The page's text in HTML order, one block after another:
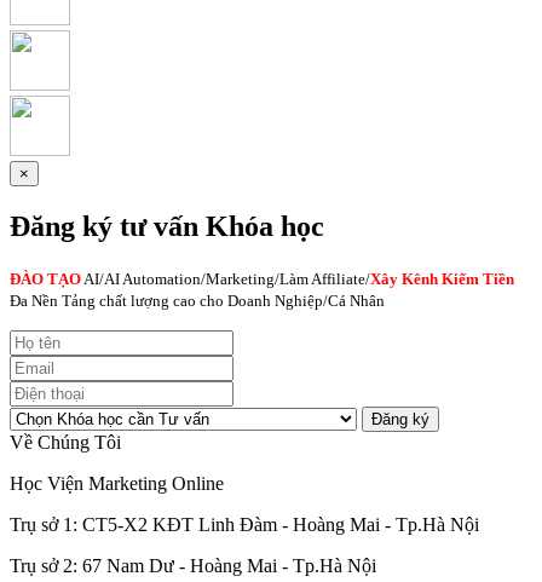
×
Đăng ký tư vấn Khóa học
ĐÀO TẠO AI/AI Automation/Marketing/Làm Affiliate/Xây Kênh Kiếm Tiền
Đa Nền Tảng chất lượng cao cho Doanh Nghiệp/Cá Nhân
Đăng ký
Về Chúng Tôi
Học Viện Marketing Online
Trụ sở 1: CT5-X2 KĐT Linh Đàm - Hoàng Mai - Tp.Hà Nội
Trụ sở 2: 67 Nam Dư - Hoàng Mai - Tp.Hà Nội